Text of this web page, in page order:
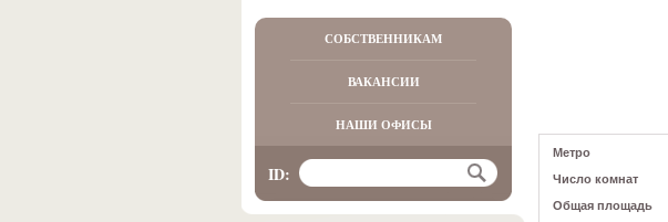
СОБСТВЕННИКАМ
ВАКАНСИИ
НАШИ ОФИСЫ
ID:
Метро
Число комнат
Общая площадь